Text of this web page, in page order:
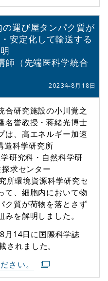
運び屋タンパク質が
安定化して輸送する
師（先端医科学統合
2023年8月18日
合研究施設の小川覚之
名誉教授・蒋緒光博士
は、高エネルギー加速
造科学研究所
研究科・自然科学研
求センター
所環境資源科学研究セ
て、細胞内において物
ク質が荷物を落とさず
を解明しました。
月14日に国際科学誌
されました。
さい。